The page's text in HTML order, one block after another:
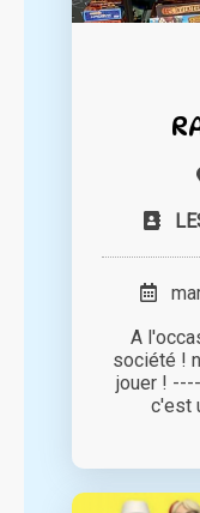
A
société !
jouer !
c'est